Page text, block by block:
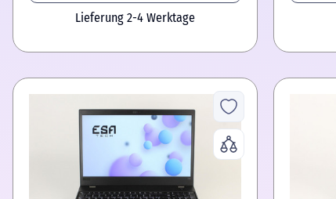
Lieferung 2-4 Werktage